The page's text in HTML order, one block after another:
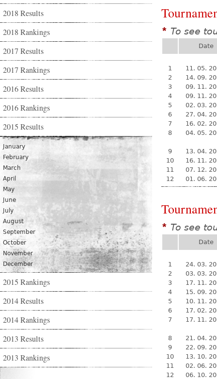
2018 Results
2018 Rankings
2017 Results
2017 Rankings
2016 Results
2016 Rankings
2015 Results
January
February
March
April
May
June
July
August
September
October
November
December
2015 Rankings
2014 Results
2014 Rankings
2013 Results
2013 Rankings
* To see
Date
1
11. 05.
2
14. 09.
3
09. 11.
4
09. 11.
5
02. 03.
6
27. 04.
7
16. 02.
8
04. 05.
9
13. 04.
10
16. 11.
11
07. 12.
12
01. 06.
* To see
Date
1
24. 03.
2
03. 03.
3
17. 11.
4
15. 09.
5
10. 11.
6
17. 02.
7
17. 11.
8
21. 04.
9
22. 09.
10
13. 10.
11
02. 06.
12
06. 10.